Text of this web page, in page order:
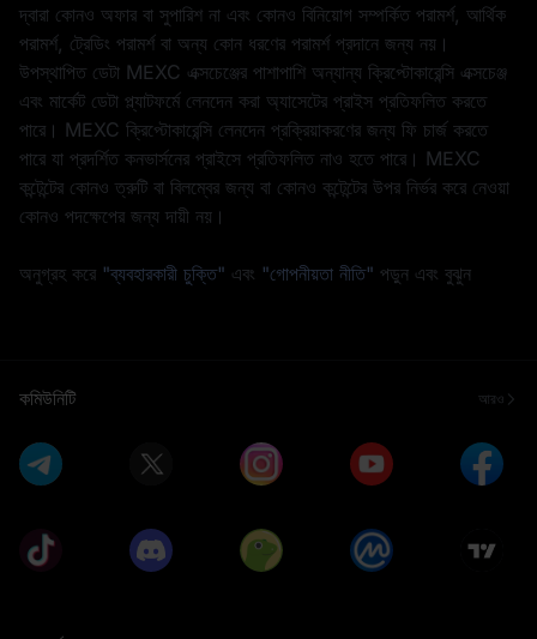
দ্বারা কোনও অফার বা সুপারিশ না এবং কোনও বিনিয়োগ সম্পর্কিত পরামর্শ, আর্থিক
পরামর্শ, ট্রেডিং পরামর্শ বা অন্য কোন ধরণের পরামর্শ প্রদানে জন্য নয়।
উপস্থাপিত ডেটা MEXC এক্সচেঞ্জের পাশাপাশি অন্যান্য ক্রিপ্টোকারেন্সি এক্সচেঞ্জ
এবং মার্কেট ডেটা প্ল্যাটফর্মে লেনদেন করা অ্যাসেটের প্রাইস প্রতিফলিত করতে
পারে। MEXC ক্রিপ্টোকারেন্সি লেনদেন প্রক্রিয়াকরণের জন্য ফি চার্জ করতে
পারে যা প্রদর্শিত কনভার্সনের প্রাইসে প্রতিফলিত নাও হতে পারে। MEXC
কন্টেন্টের কোনও ত্রুটি বা বিলম্বের জন্য বা কোনও কন্টেন্টের উপর নির্ভর করে নেওয়া
কোনও পদক্ষেপের জন্য দায়ী নয়।
অনুগ্রহ করে "ব্যবহারকারী চুক্তি" এবং "গোপনীয়তা নীতি" পড়ুন এবং বুঝুন
কমিউনিটি আরও